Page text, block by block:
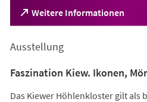
Weitere Informationen
(Öffnet
in
neuen
Ausstellung
Faszination Kiew. Ikonen,
Das Kiewer Höhlenkloster gilt als